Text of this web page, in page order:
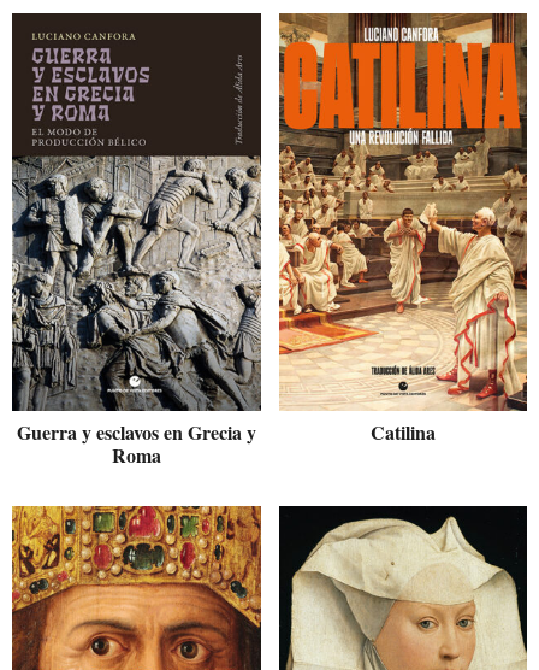
Guerra y esclavos en Grecia y
Roma
Catilina